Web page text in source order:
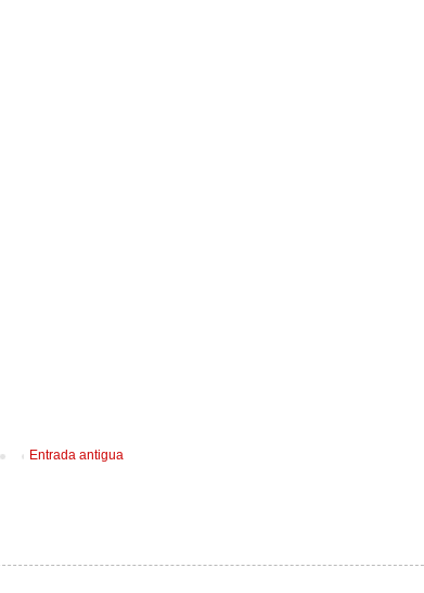
Entrada antigua